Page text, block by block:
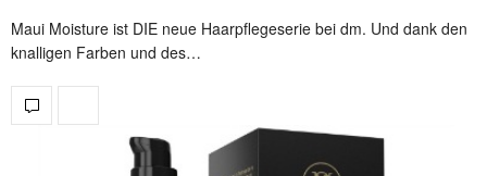
Maui Moisture ist DIE neue Haarpflegeserie bei dm. Und dank den
knalligen Farben und des…